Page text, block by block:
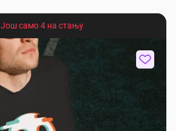
Још само 4 на стању